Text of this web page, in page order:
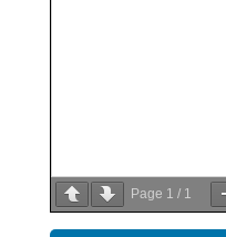
Page 1 / 1